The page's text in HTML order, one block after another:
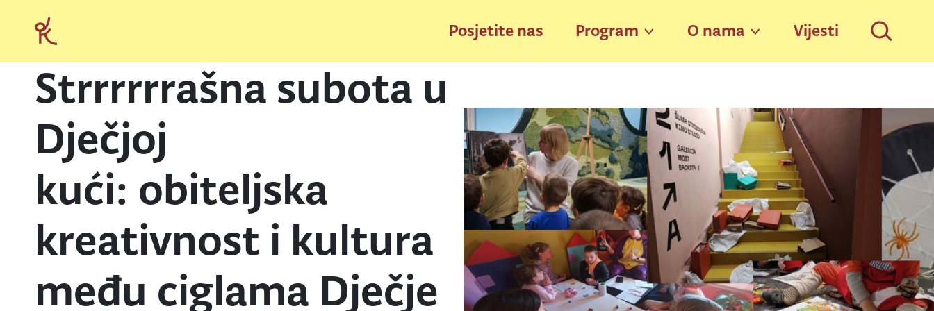
Posjetite nas Program O nama Vijesti
Strrrrrrašna subota u
Dječjoj
kući: obiteljska
kreativnost i kultura
među ciglama Dječje